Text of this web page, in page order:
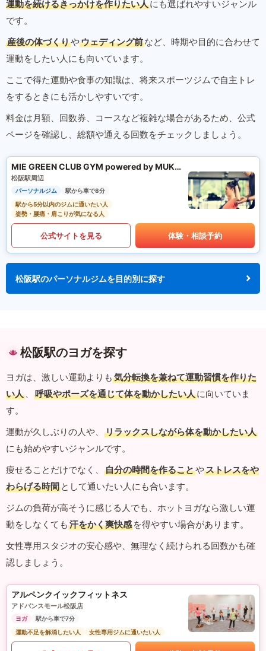
運動を続けるきっかけを作りたい人にも選ばれやすいジャンル
です。
産後の体づくりやウェディング前など、時期や目的に合わせて
運動をしたい人にも向いています。
ここで得た運動や食事の知識は、将来スポーツジムで自主トレ
をするときにも活かしやすいです。
料金は月額、回数券、コースなど複雑な場合があるため、公式
ページを確認し、総額や通える回数をチェックしましょう。
MIE GREEN CLUB GYM powered by MUKTA
松阪駅周辺
パーソナルジム
駅から車で8分
駅から5分以内のジムに通いたい人
姿勢・腰痛・肩こりが気になる人
公式サイトを見る 体験・相談予約
松阪駅のパーソナルジムを目的別に探す
松阪駅のヨガを探す
ヨガは、激しい運動よりも 気分転換を兼ねて運動習慣を作りた
い人 、 呼吸やポーズを通じて体を動かしたい人に向いていま
す。
運動が久しぶりの人や、
リラックスしながら体を動かしたい人
にも始めやすいジャンルです。
痩せることだけでなく、
自分の時間を作ることやストレスをや
わらげる時間 として通いたい人にも合います。
ジムの負荷が高そうに感じる人でも、ホットヨガなら激しい運
動をしなくても 汗をかく爽快感 を得やすい場合があります。
女性専用スタジオの安心感や、無理なく続けられる回数かも確
認しましょう。
アルペンクイックフィットネス
アドバンスモール松阪店
ヨガ
駅から車で7分
運動不足を解消したい人
女性専用ジムに通いたい人